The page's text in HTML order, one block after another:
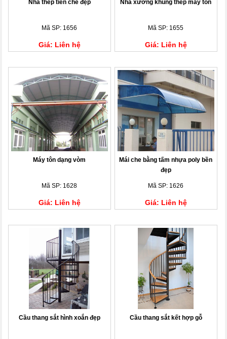
Nhà thép tiền chế đẹp
Mã SP: 1656
Giá: Liên hệ
Nhà xưởng khung thép máy tôn
Mã SP: 1655
Giá: Liên hệ
Máy tôn dạng vòm
Mã SP: 1628
Giá: Liên hệ
Mái che bằng tấm nhựa poly bền
đẹp
Mã SP: 1626
Giá: Liên hệ
Cầu thang sắt hình xoắn đẹp Cầu thang sắt kết hợp gỗ